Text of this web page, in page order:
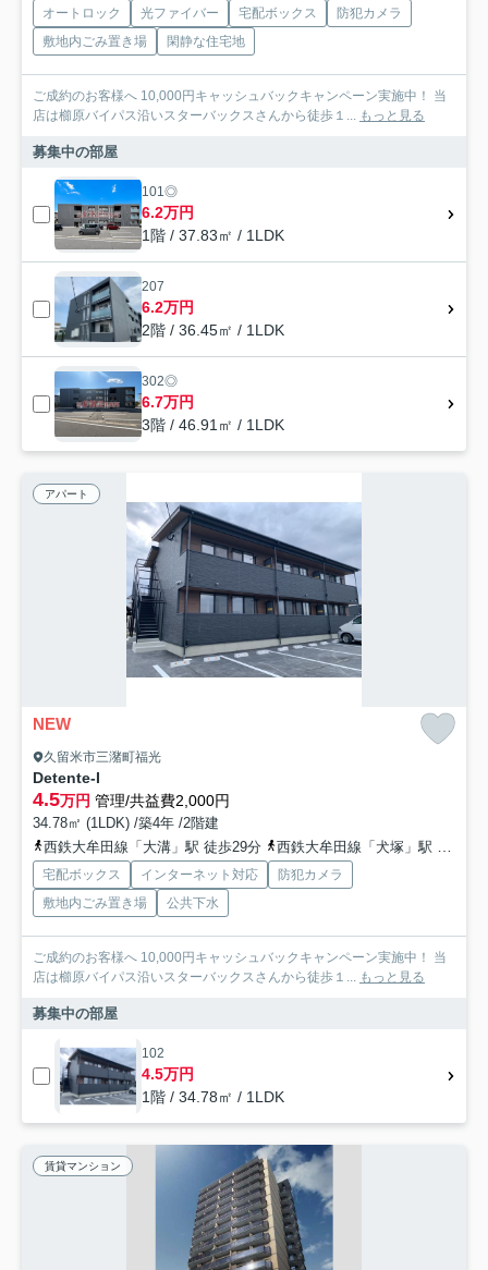
オートロック 光ファイバー 宅配ボックス
防犯カメラ
敷地内ごみ置き場
閑静な住宅地
ご成約のお客様へ 10,000円キャッシュバックキャンペーン実施中！ 当
店は櫛原バイパス沿いスターバックスさんから徒歩１... もっと見る
募集中の部屋
101◎
6.2万円
1階 / 37.83㎡ / 1LDK
207
6.2万円
2階 / 36.45㎡ / 1LDK
302◎
6.7万円
3階 / 46.91㎡ / 1LDK
アパート
NEW
久留米市三潴町福光
Detente-I
4.5万円 管理/共益費2,000円
34.78㎡ (1LDK) /築4年 /2階建
西鉄大牟田線「大溝」駅 徒歩29分
西鉄大牟田線「犬塚」駅 徒歩30分
宅配ボックス インターネット対応
防犯カメラ
敷地内ごみ置き場
公共下水
ご成約のお客様へ 10,000円キャッシュバックキャンペーン実施中！ 当
店は櫛原バイパス沿いスターバックスさんから徒歩１... もっと見る
募集中の部屋
102
4.5万円
1階 / 34.78㎡ / 1LDK
賃貸マンション